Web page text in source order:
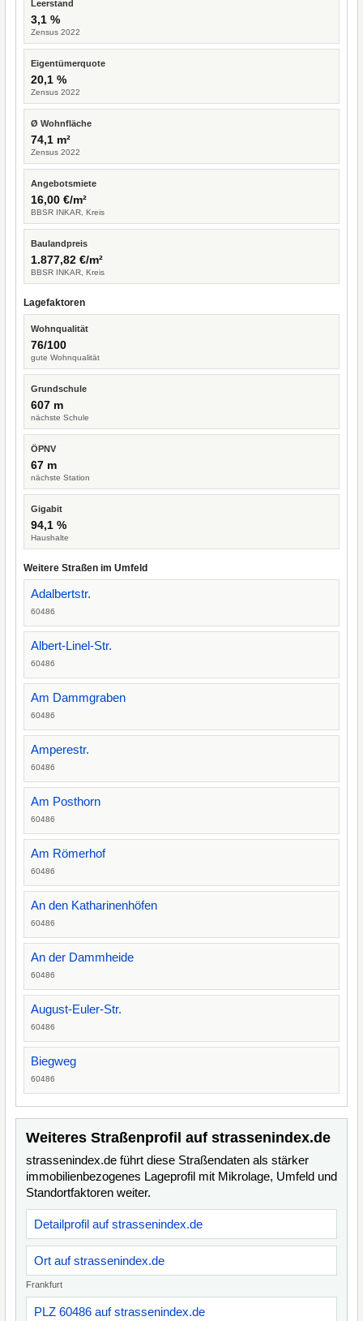
Leerstand
3,1 %
Zensus 2022
Eigentümerquote
20,1 %
Zensus 2022
Ø Wohnfläche
74,1 m²
Zensus 2022
Angebotsmiete
16,00 €/m²
BBSR INKAR, Kreis
Baulandpreis
1.877,82 €/m²
BBSR INKAR, Kreis
Lagefaktoren
Wohnqualität
76/100
gute Wohnqualität
Grundschule
607 m
nächste Schule
ÖPNV
67 m
nächste Station
Gigabit
94,1 %
Haushalte
Weitere Straßen im Umfeld
Adalbertstr.
60486
Albert-Linel-Str.
60486
Am Dammgraben
60486
Amperestr.
60486
Am Posthorn
60486
Am Römerhof
60486
An den Katharinenhöfen
60486
An der Dammheide
60486
August-Euler-Str.
60486
Biegweg
60486
Weiteres Straßenprofil auf strassenindex.de
strassenindex.de führt diese Straßendaten als stärker
immobilienbezogenes Lageprofil mit Mikrolage, Umfeld und
Standortfaktoren weiter.
Detailprofil auf strassenindex.de
Ort auf strassenindex.de
Frankfurt
PLZ 60486 auf strassenindex.de